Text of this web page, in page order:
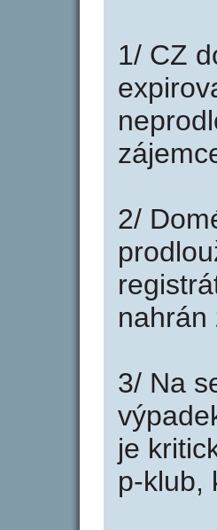
1/ CZ
2/
nahrán
3/ Na
je
p-klub,